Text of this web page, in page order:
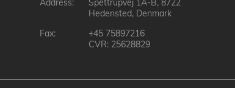
Spettrupvej 1A-B, 8722
Hedensted, Denmark
+45 75897216
CVR: 25628829